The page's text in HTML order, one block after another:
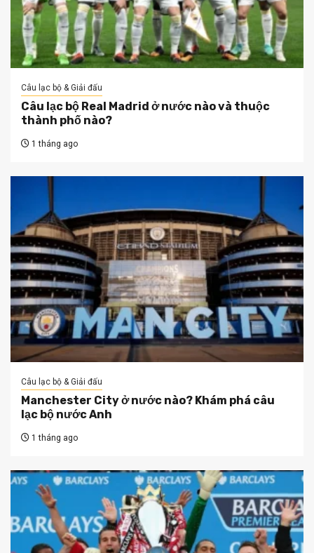
Câu lạc bộ & Giải đấu
Câu lạc bộ Real Madrid ở nước nào và thuộc
thành phố nào?
1 tháng ago
Câu lạc bộ & Giải đấu
Manchester City ở nước nào? Khám phá câu
lạc bộ nước Anh
1 tháng ago